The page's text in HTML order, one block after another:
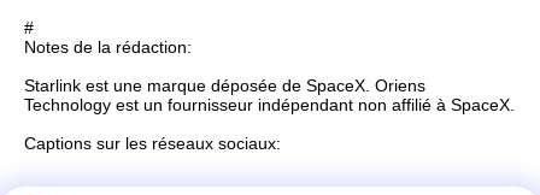
#
Notes de la rédaction:
Starlink est une marque déposée de SpaceX. Oriens
Technology est un fournisseur indépendant non affilié à SpaceX.
Captions sur les réseaux sociaux: